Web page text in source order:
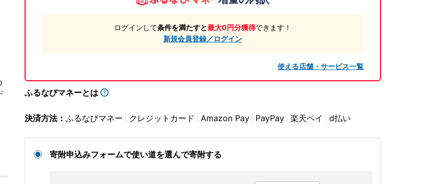
ログインして条件を満たすと最大0円分獲得できます！
新規会員登録／ログイン
使える店舗・サービス一覧
ふるなびマネーとは
決済方法： ふるなびマネー クレジットカード Amazon Pay PayPay 楽天ペイ d払い
寄附申込みフォームで使い道を選んで寄附する